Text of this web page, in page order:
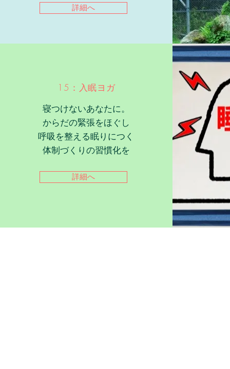
詳細へ
15：入眠ヨガ
寝つけないあなたに。
からだの緊張をほぐし
呼吸を整える眠りにつく
体制づくりの習慣化を
詳細へ